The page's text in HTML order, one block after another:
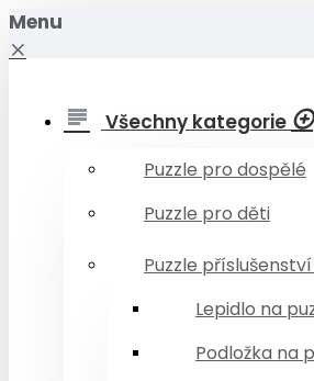
Menu
Všechny kategorie
Puzzle pro dospělé
Puzzle pro děti
Puzzle příslušenství
Lepidlo na
Podložka na